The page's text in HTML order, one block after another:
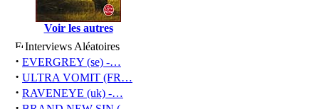
Voir les autres
Interviews Aléatoires
· EVERGREY (se) -…
· ULTRA VOMIT (FR…
· RAVENEYE (uk) -…